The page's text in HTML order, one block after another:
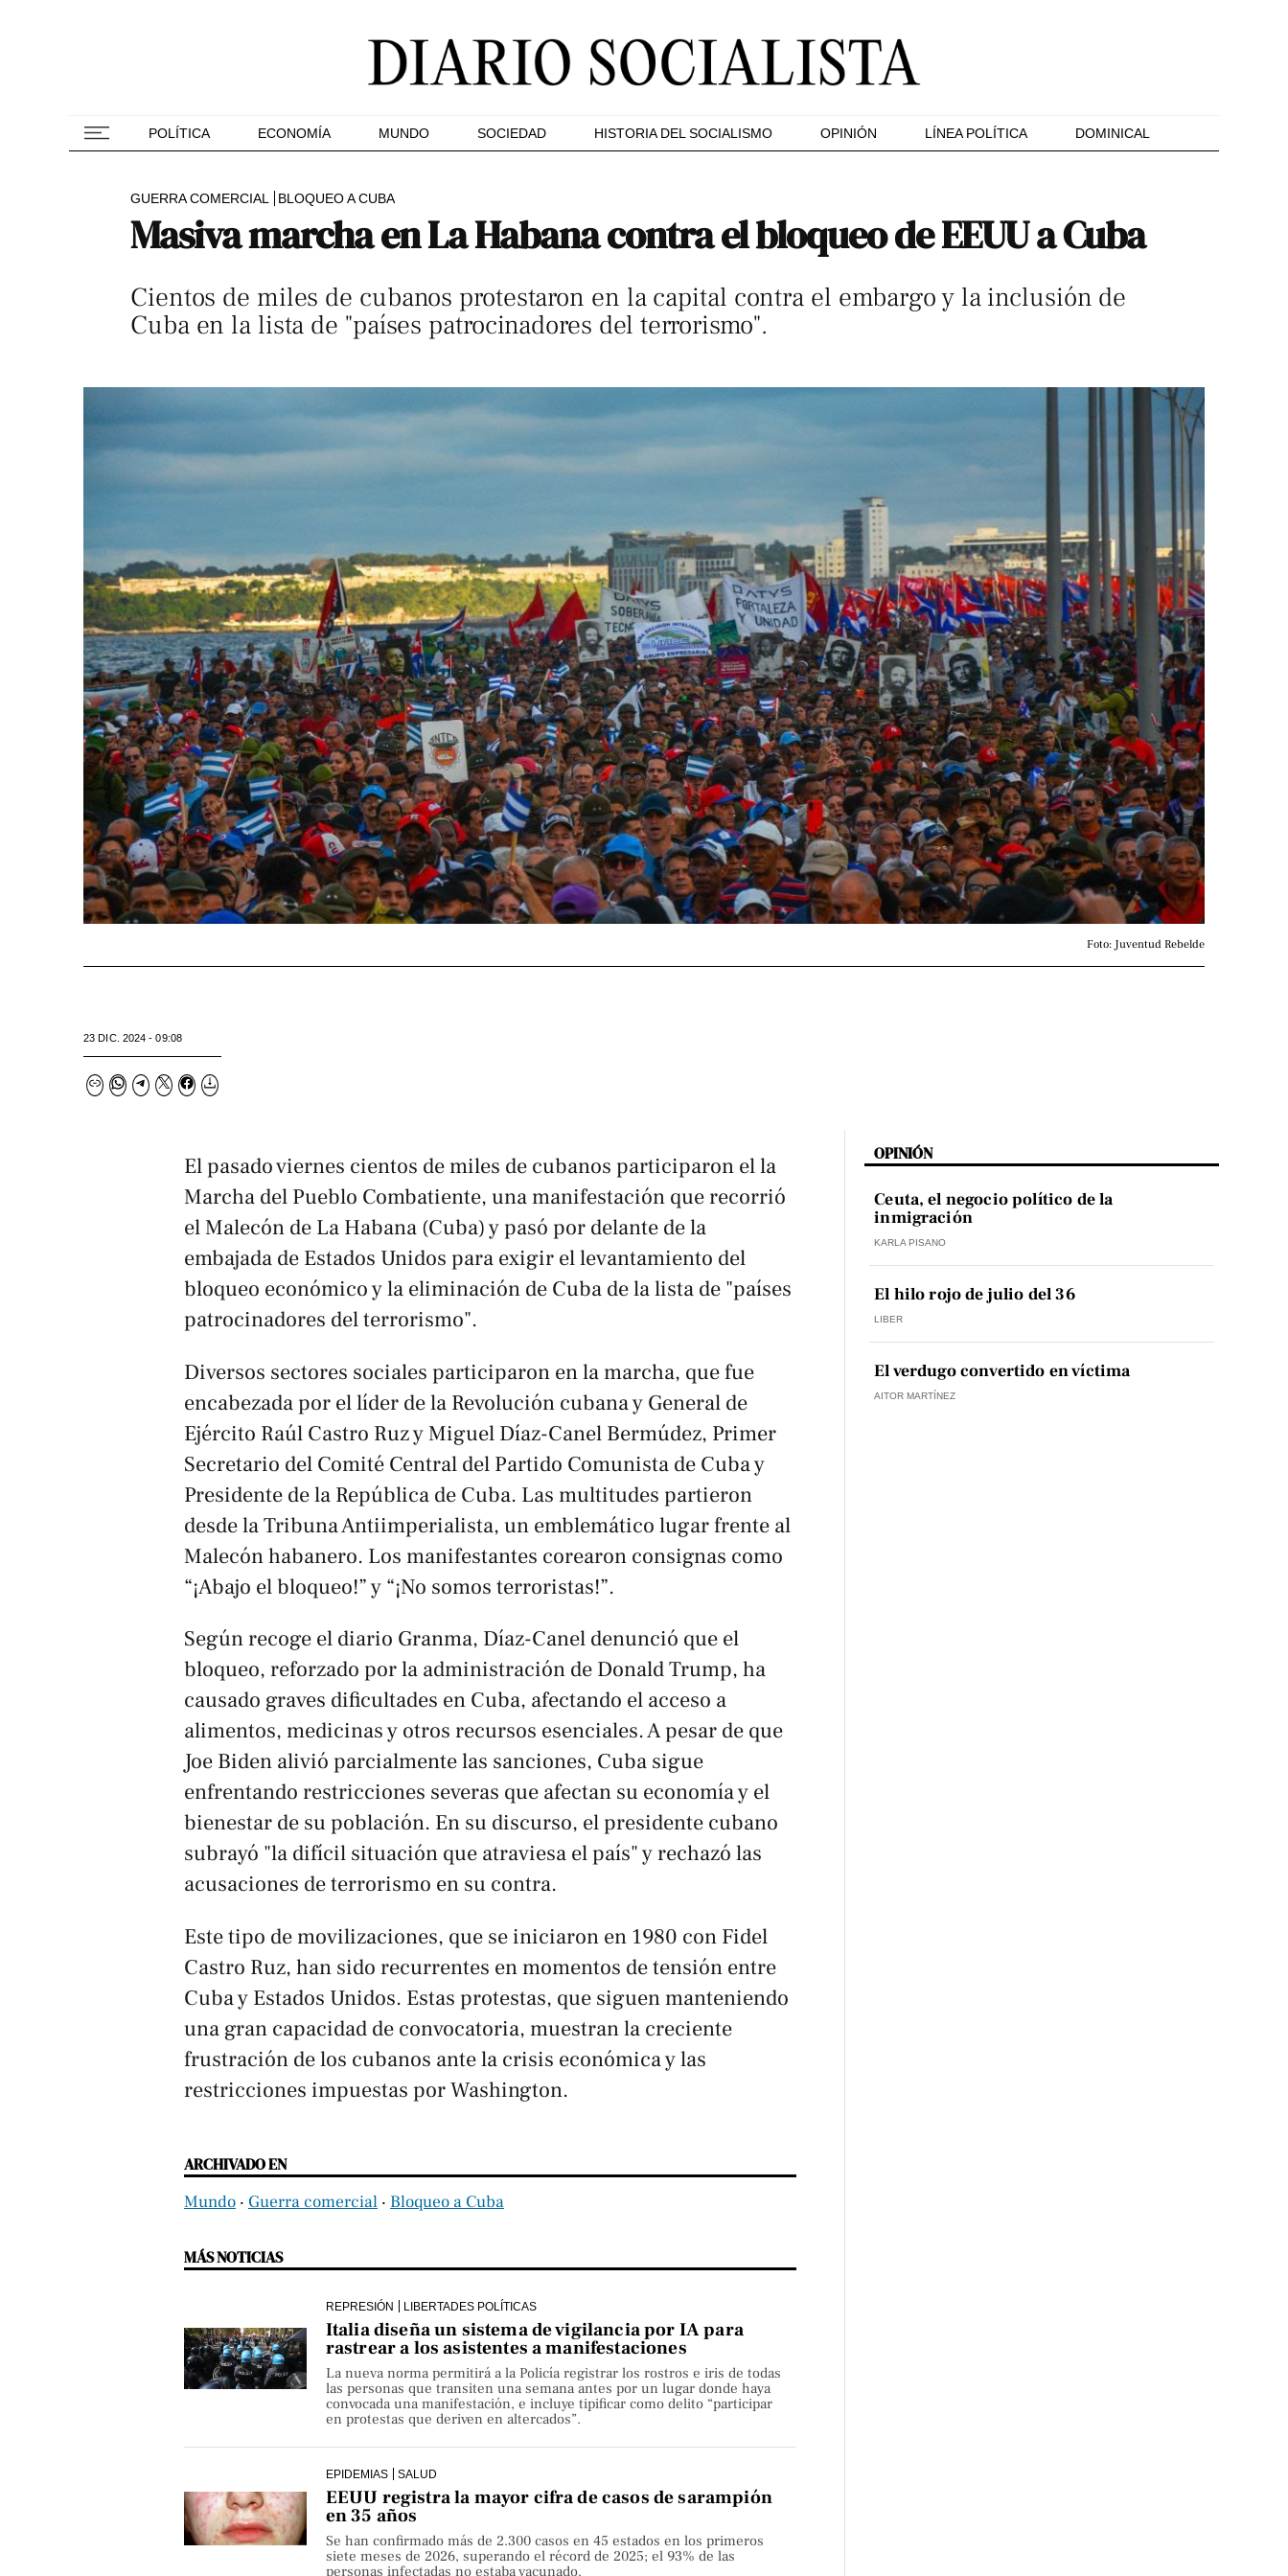
POLÍTICA ECONOMÍA MUNDO SOCIEDAD HISTORIA DEL SOCIALISMO OPINIÓN LÍNEA POLÍTICA DOMINICAL
GUERRA COMERCIAL BLOQUEO A CUBA
Masiva marcha en La Habana contra el bloqueo de EEUU a Cuba
Cientos de miles de cubanos protestaron en la capital contra el embargo y la inclusión de
Cuba en la lista de "países patrocinadores del terrorismo".
Foto: Juventud Rebelde
23 DIC. 2024 - 09:08
El pasado viernes cientos de miles de cubanos participaron el la
Marcha del Pueblo Combatiente, una manifestación que recorrió
el Malecón de La Habana (Cuba) y pasó por delante de la
embajada de Estados Unidos para exigir el levantamiento del
bloqueo económico y la eliminación de Cuba de la lista de "países
patrocinadores del terrorismo".
Diversos sectores sociales participaron en la marcha, que fue
encabezada por el líder de la Revolución cubana y General de
Ejército Raúl Castro Ruz y Miguel Díaz-Canel Bermúdez, Primer
Secretario del Comité Central del Partido Comunista de Cuba y
Presidente de la República de Cuba. Las multitudes partieron
desde la Tribuna Antiimperialista, un emblemático lugar frente al
Malecón habanero. Los manifestantes corearon consignas como
“¡Abajo el bloqueo!” y “¡No somos terroristas!”.
Según recoge el diario Granma, Díaz-Canel denunció que el
bloqueo, reforzado por la administración de Donald Trump, ha
causado graves dificultades en Cuba, afectando el acceso a
alimentos, medicinas y otros recursos esenciales. A pesar de que
Joe Biden alivió parcialmente las sanciones, Cuba sigue
enfrentando restricciones severas que afectan su economía y el
bienestar de su población. En su discurso, el presidente cubano
subrayó "la difícil situación que atraviesa el país" y rechazó las
acusaciones de terrorismo en su contra.
Este tipo de movilizaciones, que se iniciaron en 1980 con Fidel
Castro Ruz, han sido recurrentes en momentos de tensión entre
Cuba y Estados Unidos. Estas protestas, que siguen manteniendo
una gran capacidad de convocatoria, muestran la creciente
frustración de los cubanos ante la crisis económica y las
restricciones impuestas por Washington.
ARCHIVADO EN
Mundo ‧ Guerra comercial ‧ Bloqueo a Cuba
MÁS NOTICIAS
REPRESIÓN LIBERTADES POLÍTICAS
Italia diseña un sistema de vigilancia por IA para
rastrear a los asistentes a manifestaciones
La nueva norma permitirá a la Policía registrar los rostros e iris de todas
las personas que transiten una semana antes por un lugar donde haya
convocada una manifestación, e incluye tipificar como delito “participar
en protestas que deriven en altercados”.
EPIDEMIAS SALUD
EEUU registra la mayor cifra de casos de sarampión
en 35 años
Se han confirmado más de 2.300 casos en 45 estados en los primeros
siete meses de 2026, superando el récord de 2025; el 93% de las
personas infectadas no estaba vacunado.
OPINIÓN
Ceuta, el negocio político de la
inmigración
KARLA PISANO
El hilo rojo de julio del 36
LIBER
El verdugo convertido en víctima
AITOR MARTÍNEZ